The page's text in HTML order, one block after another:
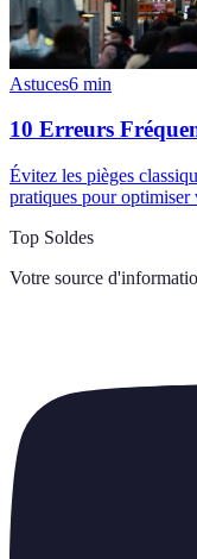
Astuces6 min
10 Erreurs
Évitez les pièges
pratiques pour optimiser
Top Soldes
Votre source